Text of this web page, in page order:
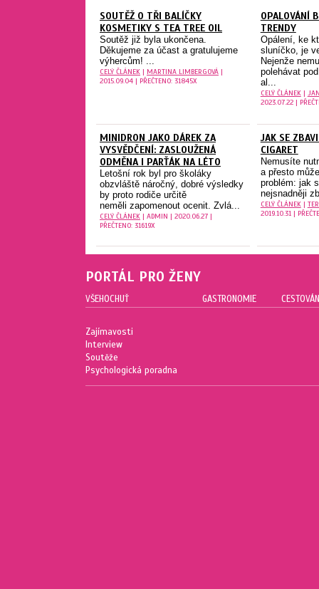
SOUTĚŽ O TŘI BALÍČKY
KOSMETIKY S TEA TREE OIL
Soutěž již byla ukončena.
Děkujeme za účast a gratulujeme
výhercům! ...
CELÝ ČLÁNEK | MARTINA LIMBERGOVÁ |
2015.09.04 | PŘEČTENO: 31845X
OPALOVÁNÍ
TRENDY
Opálení, ke
sluníčko, je
Nejenže
polehávat
al...
CELÝ ČLÁNEK|
2023.07.22 |
MINIDRON JAKO DÁREK ZA
VYSVĚDČENÍ: ZASLOUŽENÁ
ODMĚNA I PARŤÁK NA LÉTO
Letošní rok byl pro školáky
obzvláště náročný, dobré výsledky
by proto rodiče určitě
neměli zapomenout ocenit. Zvlá...
CELÝ ČLÁNEK | ADMIN | 2020.06.27 |
PŘEČTENO: 31619X
JAK SE
CIGARET
Nemusíte
a přesto
problém: jak
nejsnadněji
CELÝ ČLÁNEK|
2019.10.31 |
PORTÁL PRO ŽENY
VŠEHOCHUŤ
Zajímavosti
Interview
Soutěže
Psychologická poradna
GASTRONOMIE